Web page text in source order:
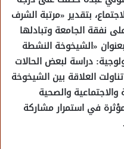
بتقدير «مرتبة الشرف
نفقة الجامعة وتبادلها
«الشيخوخة النشطة
دراسة لبعض الحالات
العلاقة بين الشيخوخة
والصحية
في استمرار مشاركة